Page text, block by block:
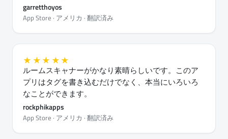
garretthoyos
App Store · アメリカ · 翻訳済み
★★★★★
ルームスキャナーがかなり素晴らしいです。このア
プリはタグを書き込むだけでなく、本当にいろいろ
なことができます。
rockphikapps
App Store · アメリカ · 翻訳済み